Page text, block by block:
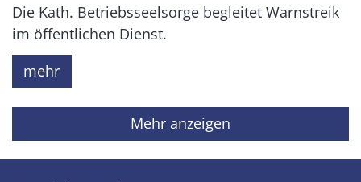
Die Kath. Betriebsseelsorge begleitet Warnstreik
im öffentlichen Dienst.
mehr
Mehr anzeigen